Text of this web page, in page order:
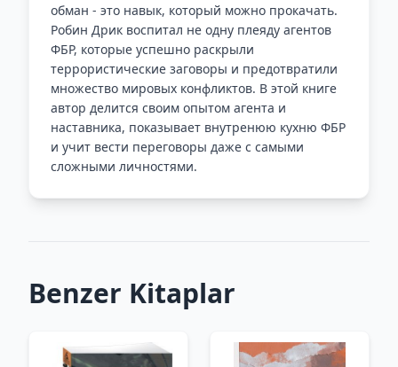
обман - это навык, который можно прокачать.
Робин Дрик воспитал не одну плеяду агентов
ФБР, которые успешно раскрыли
террористические заговоры и предотвратили
множество мировых конфликтов. В этой книге
автор делится своим опытом агента и
наставника, показывает внутренюю кухню ФБР
и учит вести переговоры даже с самыми
сложными личностями.
Benzer Kitaplar